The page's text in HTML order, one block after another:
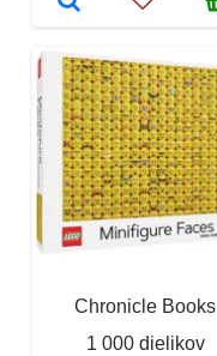
Chronicle Books
1 000 dielikov